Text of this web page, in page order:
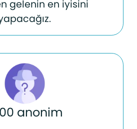
gelenin en iyisini
anonim